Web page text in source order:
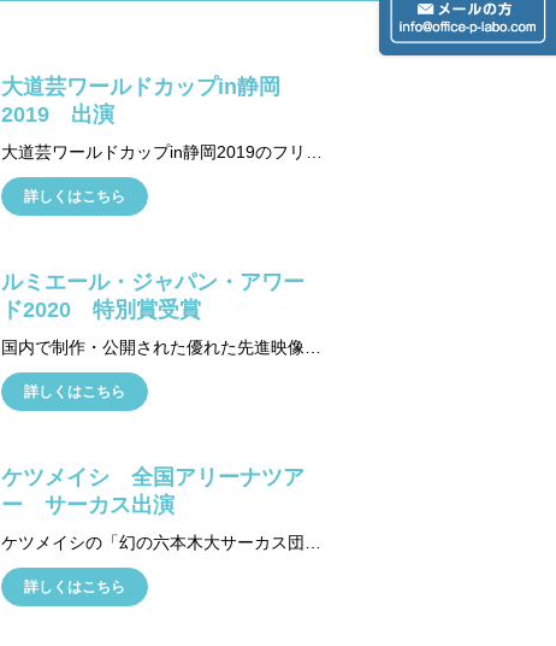
大道芸ワールドカップin静岡
2019 出演
詳しくはこちら
ルミエール・ジャパン・アワー
ド2020 特別賞受賞
詳しくはこちら
ケツメイシ 全国アリーナツア
ー サーカス出演
詳しくはこちら